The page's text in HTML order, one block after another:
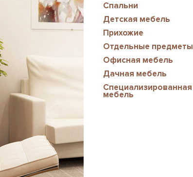
Спальни
Детская мебель
Прихожие
Отдельные предметы
Офисная мебель
Дачная мебель
Специализированная
мебель